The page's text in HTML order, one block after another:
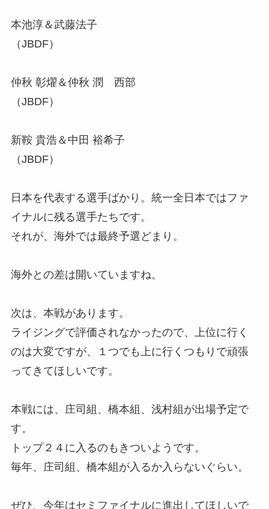
本池淳＆武藤法子
（JBDF）
仲秋 彰燿＆仲秋 潤 西部
（JBDF）
新鞍 貴浩＆中田 裕希子
（JBDF）
日本を代表する選手ばかり。統一全日本ではファ
イナルに残る選手たちです。
それが、海外では最終予選どまり。
海外との差は開いていますね。
次は、本戦があります。
ライジングで評価されなかったので、上位に行く
のは大変ですが、１つでも上に行くつもりで頑張
ってきてほしいです。
本戦には、庄司組、橋本組、浅村組が出場予定で
す。
トップ２４に入るのもきついようです。
毎年、庄司組、橋本組が入るか入らないぐらい。
ぜひ、今年はセミファイナルに進出してほしいで